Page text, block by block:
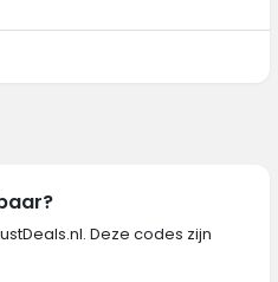
Deze codes zijn